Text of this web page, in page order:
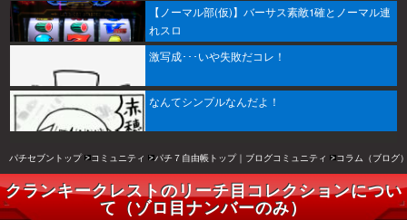
【ノーマル部(仮)】バーサス素敵1確とノーマル連
れスロ
激写成･･･いや失敗だコレ！
なんてシンプルなんだよ！
パチセブントップ コミュニティ パチ７自由帳トップ｜ブログコミュニティ コラム（ブログ
クランキークレストのリーチ目コレクションについ
て（ゾロ目ナンバーのみ）